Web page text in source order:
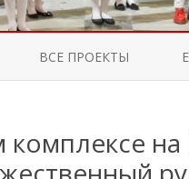
ВСЕ ПРОЕКТЫ